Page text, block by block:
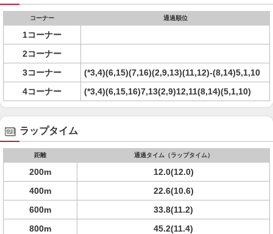
コーナー 通過順位
1コーナー
2コーナー
3コーナー
(*3,4)(6,15)(7,16)(2,9,13)(11,12)-(8,14)5,1,10
4コーナー
(*3,4)(6,15,16)7,13(2,9)12,11(8,14)(5,1,10)
ラップタイム
距離 通過タイム（ラップタイム）
200m
12.0(12.0)
400m
22.6(10.6)
600m
33.8(11.2)
800m
45.2(11.4)